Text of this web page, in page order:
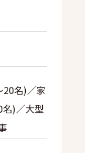
20名)／家
)／大型